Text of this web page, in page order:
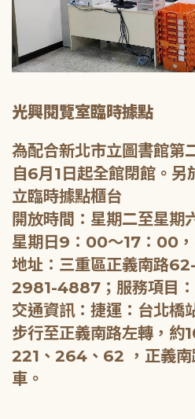
光興閱覽室臨時據點
為配合新北市立圖書館第
自6月1日起全館閉館。另
立臨時據點櫃台
開放時間：星期二至星
星期日9：00～17：00
地址：三重區正義南路
2981-4887；服務項目
交通資訊：捷運：台北橋
步行至正義南路左轉，約
221、264、62 ，正義南
車。